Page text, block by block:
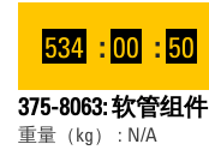
534 : 00 : 50
375-8063: 软管组件
重量（kg） : N/A